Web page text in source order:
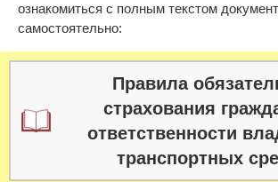
ознакомиться с полным текстом
самостоятельно:
Правила
страхования
ответственности
транспортных